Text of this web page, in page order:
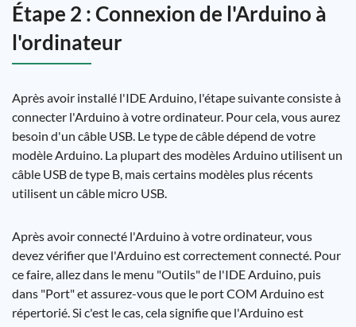
Étape 2 : Connexion de l'Arduino à
l'ordinateur
Après avoir installé l'IDE Arduino, l'étape suivante consiste à
connecter l'Arduino à votre ordinateur. Pour cela, vous aurez
besoin d'un câble USB. Le type de câble dépend de votre
modèle Arduino. La plupart des modèles Arduino utilisent un
câble USB de type B, mais certains modèles plus récents
utilisent un câble micro USB.
Après avoir connecté l'Arduino à votre ordinateur, vous
devez vérifier que l'Arduino est correctement connecté. Pour
ce faire, allez dans le menu "Outils" de l'IDE Arduino, puis
dans "Port" et assurez-vous que le port COM Arduino est
répertorié. Si c'est le cas, cela signifie que l'Arduino est